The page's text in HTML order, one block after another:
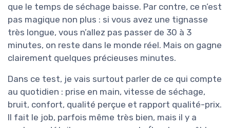
que le temps de séchage baisse. Par contre, ce n’est
pas magique non plus : si vous avez une tignasse
très longue, vous n’allez pas passer de 30 à 3
minutes, on reste dans le monde réel. Mais on gagne
clairement quelques précieuses minutes.
Dans ce test, je vais surtout parler de ce qui compte
au quotidien : prise en main, vitesse de séchage,
bruit, confort, qualité perçue et rapport qualité-prix.
Il fait le job, parfois même très bien, mais il y a